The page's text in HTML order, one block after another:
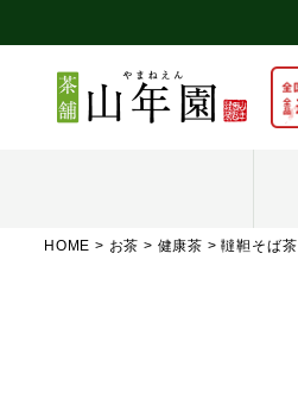
HOME お茶 健康茶 韃靼そば茶